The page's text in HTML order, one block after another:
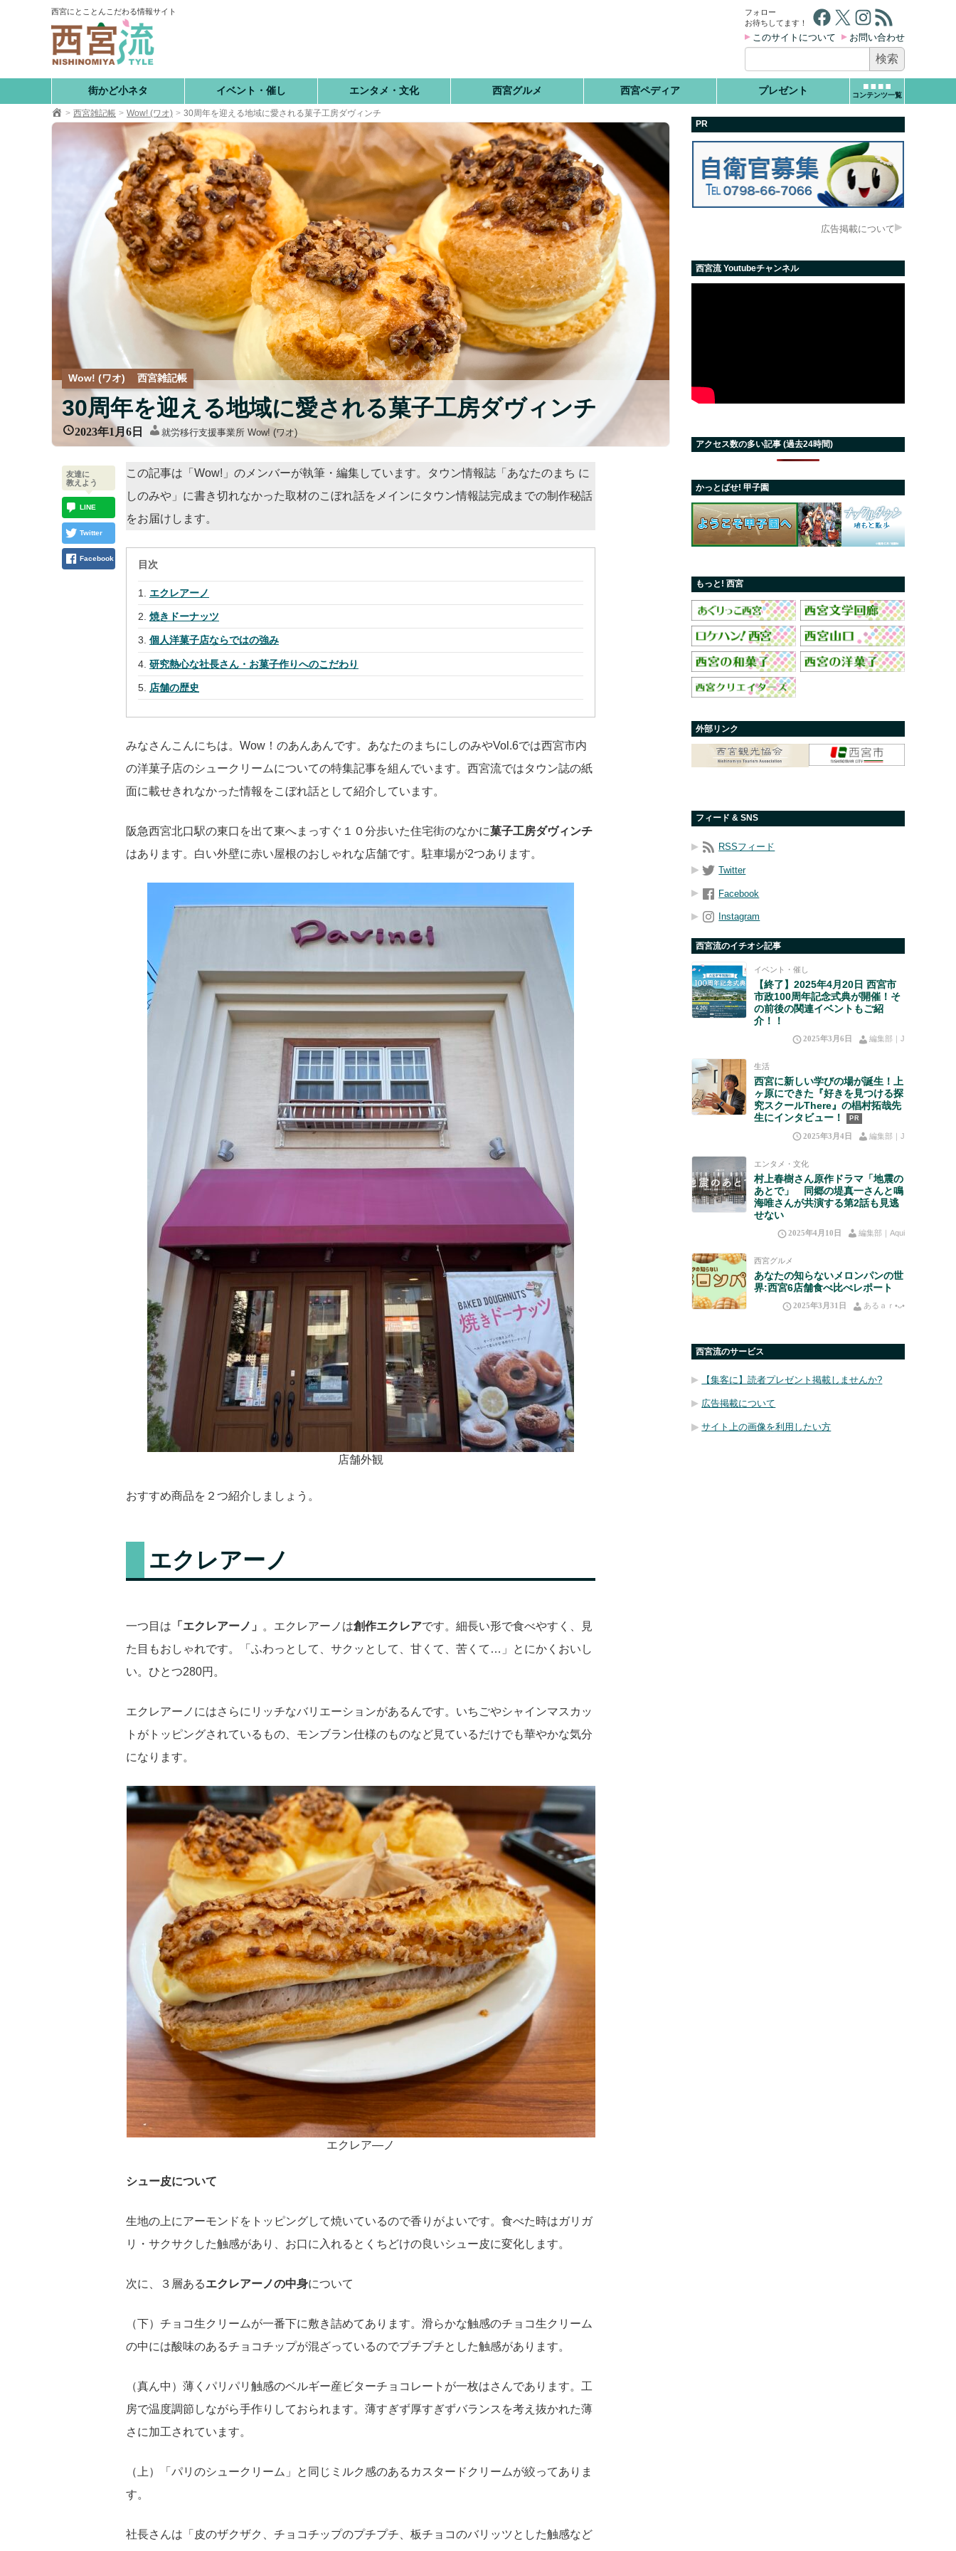
西宮にとことんこだわる情報サイト
街かど小ネタ イベント・催し エンタメ・文化 西宮グルメ 西宮ペディア プレゼント コンテンツ一覧
フォロー
お待ちしてます！
Facebook X Instagram RSS フィード
このサイトについて お問い合わせ
索:
西宮雑記帳 Wow! (ワオ) 30周年を迎える地域に愛される菓子工房ダヴィンチ
Wow! (ワオ) 西宮雑記帳
30周年を迎える地域に愛される菓子工房ダヴィンチ
2023年1月6日 就労移行支援事業所 Wow! (ワオ)
この記事は「Wow!」のメンバーが執筆・編集しています。タウン情報誌「あなたのまち に
しのみや」に書き切れなかった取材のこぼれ話をメインにタウン情報誌完成までの制作秘話
をお届けします。
目次
エクレアーノ
焼きドーナッツ
個人洋菓子店ならではの強み
研究熱心な社長さん・お菓子作りへのこだわり
店舗の歴史
みなさんこんにちは。Wow！のあんあんです。あなたのまちにしのみやVol.6では西宮市内
の洋菓子店のシュークリームについての特集記事を組んでいます。西宮流ではタウン誌の紙
面に載せきれなかった情報をこぼれ話として紹介しています。
阪急西宮北口駅の東口を出て東へまっすぐ１０分歩いた住宅街のなかに菓子工房ダヴィンチ
はあります。白い外壁に赤い屋根のおしゃれな店舗です。駐車場が2つあります。
店舗外観
おすすめ商品を２つ紹介しましょう。
エクレアーノ
一つ目は 「エクレアーノ」 。エクレアーノは創作エクレアです。細長い形で食べやすく、見
た目もおしゃれです。「ふわっとして、サクッとして、甘くて、苦くて…」とにかくおいし
い。ひとつ280円。
エクレアーノにはさらにリッチなバリエーションがあるんです。いちごやシャインマスカッ
トがトッピングされているもの、モンブラン仕様のものなど見ているだけでも華やかな気分
になります。
エクレア―ノ
シュー皮について
生地の上にアーモンドをトッピングして焼いているので香りがよいです。食べた時はガリガ
リ・サクサクした触感があり、お口に入れるとくちどけの良いシュー皮に変化します。
次に、３層あるエクレアーノの中身について
（下）チョコ生クリームが一番下に敷き詰めてあります。滑らかな触感のチョコ生クリーム
の中には酸味のあるチョコチップが混ざっているのでプチプチとした触感があります。
（真ん中）薄くパリパリ触感のベルギー産ビターチョコレートが一枚はさんであります。工
房で温度調節しながら手作りしておられます。薄すぎず厚すぎずバランスを考え抜かれた薄
さに加工されています。
（上）「パリのシュークリーム」と同じミルク感のあるカスタードクリームが絞ってありま
す。
社長さんは「皮のザクザク、チョコチップのプチプチ、板チョコのバリッツとした触感など
友達に
教えよう
LINE
Twitter
Facebook
PR
広告掲載について
西宮流 Youtubeチャンネル
アクセス数の多い記事 (過去24時間)
かっとばせ! 甲子園
もっと! 西宮
外部リンク
フィード & SNS
RSSフィード
Twitter
Facebook
Instagram
西宮流のイチオシ記事
イベント・催し
【終了】2025年4月20日 西宮市
市政100周年記念式典が開催！そ
の前後の関連イベントもご紹
介！！
2025年3月6日 編集部｜J
生活
西宮に新しい学びの場が誕生！上
ヶ原にできた『好きを見つける探
究スクールThere』の椙村拓哉先
生にインタビュー！
PR
2025年3月4日 編集部｜J
エンタメ・文化
村上春樹さん原作ドラマ「地震の
あとで」 同郷の堤真一さんと鳴
海唯さんが共演する第2話も見逃
せない
2025年4月10日 編集部｜Aqui
西宮グルメ
あなたの知らないメロンパンの世
界:西宮6店舗食べ比べレポート
2025年3月31日 あるａｒ•⁠ᴗ⁠•⁠
西宮流のサービス
【集客に】読者プレゼント掲載しませんか?
広告掲載について
サイト上の画像を利用したい方